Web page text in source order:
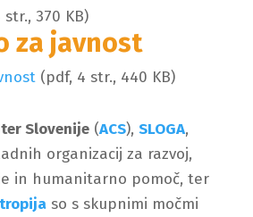
str., 370 KB)
za javnost
(pdf, 4 str., 440 KB)
Slovenije(ACS), SLOGA,
organizacij za razvoj,
in humanitarno pomoč, ter
so s skupnimi močmi